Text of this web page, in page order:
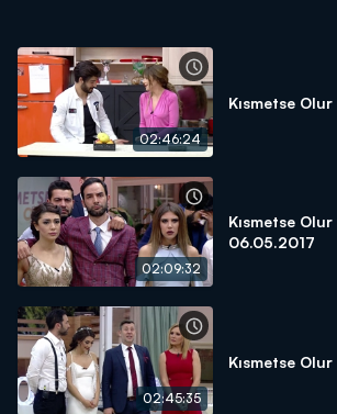
02:46:24
Kısmetse
02:09:32
Kısmetse
06.05.2017
02:45:35
Kısmetse